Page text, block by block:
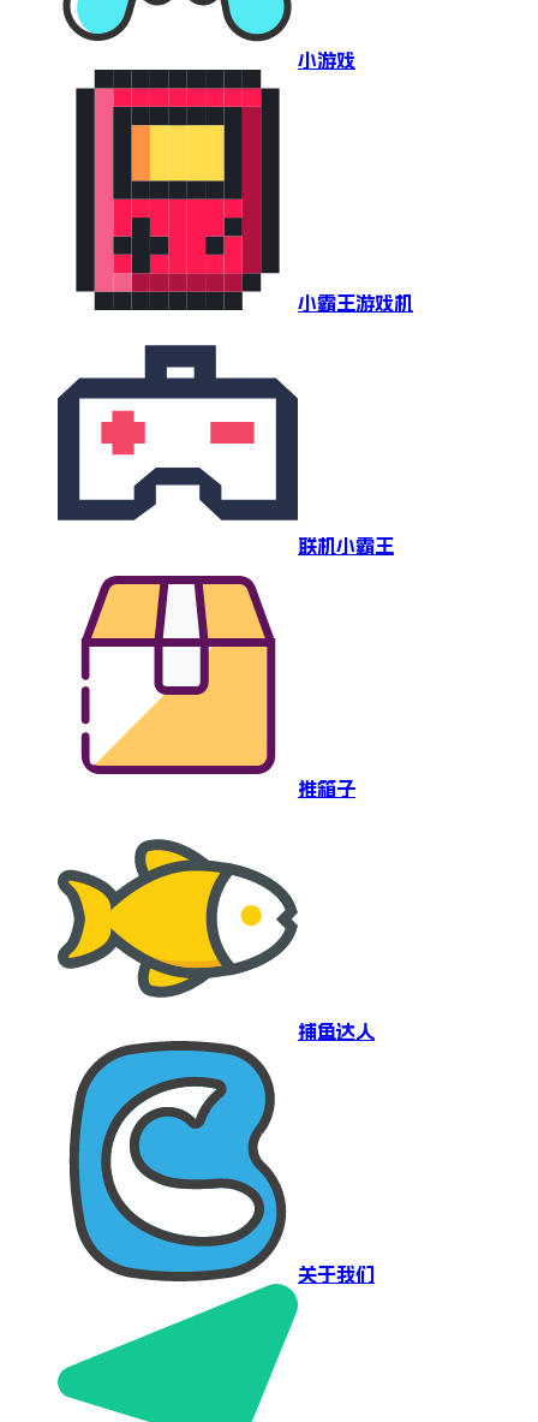
小游戏
小霸王游戏机
联机小霸王
推箱子
捕鱼达人
关于我们